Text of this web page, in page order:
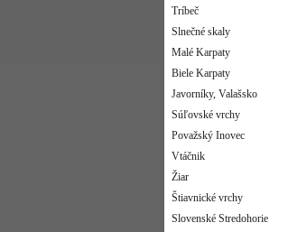
Tríbeč
Slnečné skaly
Malé Karpaty
Biele Karpaty
Javorníky, Valašsko
Súľovské vrchy
Považský Inovec
Vtáčnik
Žiar
Štiavnické vrchy
Slovenské Stredohorie